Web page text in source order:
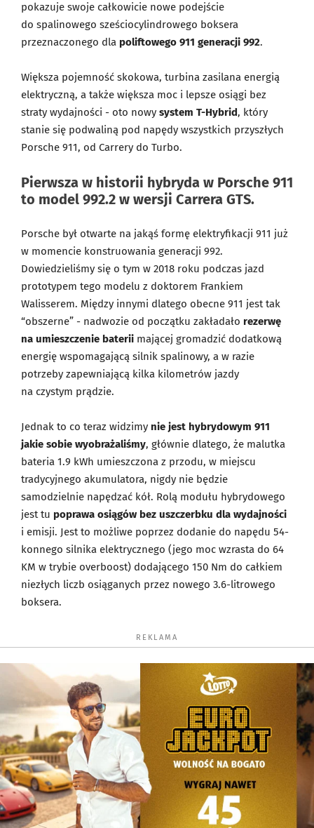
pokazuje swoje całkowicie nowe podejście
do spalinowego sześciocylindrowego boksera
przeznaczonego dla poliftowego 911 generacji 992.
Większa pojemność skokowa, turbina zasilana energią
elektryczną, a także większa moc i lepsze osiągi bez
straty wydajności - oto nowy system T-Hybrid, który
stanie się podwaliną pod napędy wszystkich przyszłych
Porsche 911, od Carrery do Turbo.
Pierwsza w historii hybryda w Porsche 911
to model 992.2 w wersji Carrera GTS.
Porsche był otwarte na jakąś formę elektryfikacji 911 już
w momencie konstruowania generacji 992.
Dowiedzieliśmy się o tym w 2018 roku podczas jazd
prototypem tego modelu z doktorem Frankiem
Walisserem. Między innymi dlatego obecne 911 jest tak
“obszerne” - nadwozie od początku zakładało rezerwę
na umieszczenie baterii mającej gromadzić dodatkową
energię wspomagającą silnik spalinowy, a w razie
potrzeby zapewniającą kilka kilometrów jazdy
na czystym prądzie.
Jednak to co teraz widzimy nie jest hybrydowym 911
jakie sobie wyobrażaliśmy, głównie dlatego, że malutka
bateria 1.9 kWh umieszczona z przodu, w miejscu
tradycyjnego akumulatora, nigdy nie będzie
samodzielnie napędzać kół. Rolą modułu hybrydowego
jest tu poprawa osiągów bez uszczerbku dla wydajności
i emisji. Jest to możliwe poprzez dodanie do napędu 54-
konnego silnika elektrycznego (jego moc wzrasta do 64
KM w trybie overboost) dodającego 150 Nm do całkiem
niezłych liczb osiąganych przez nowego 3.6-litrowego
boksera.
REKLAMA